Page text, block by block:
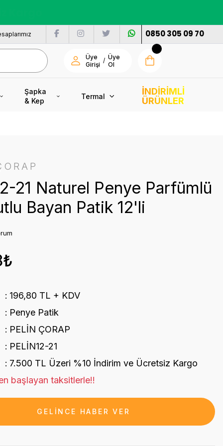
0850 305 09 70
Üye
Girişi
/ Üye
Ol
Şapka
& Kep
Termal
İNDİRİMLİ
ÜRÜNLER
21 Naturel Penye Parfümlü
Bayan Patik 12'li
196,80 TL + KDV
Penye Patik
PELİN ÇORAP
PELİN12-21
7.500 TL Üzeri %10 İndirim ve Ücretsiz Kargo
başlayan taksitlerle!!
GELİNCE HABER VER